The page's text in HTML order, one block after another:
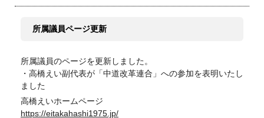
所属議員ページ更新
所属議員のページを更新しました。
・高橋えい副代表が「中道改革連合」への参加を表明いたし
ました
高橋えいホームページ
https://eitakahashi1975.jp/